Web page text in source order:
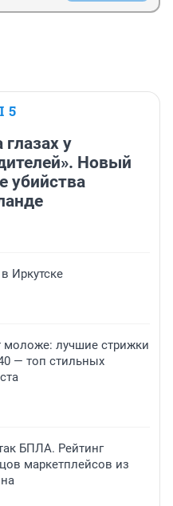
5
у
Новый
убийства
Иркутске
лучшие стрижки
— топ стильных
БПЛА. Рейтинг
маркетплейсов из